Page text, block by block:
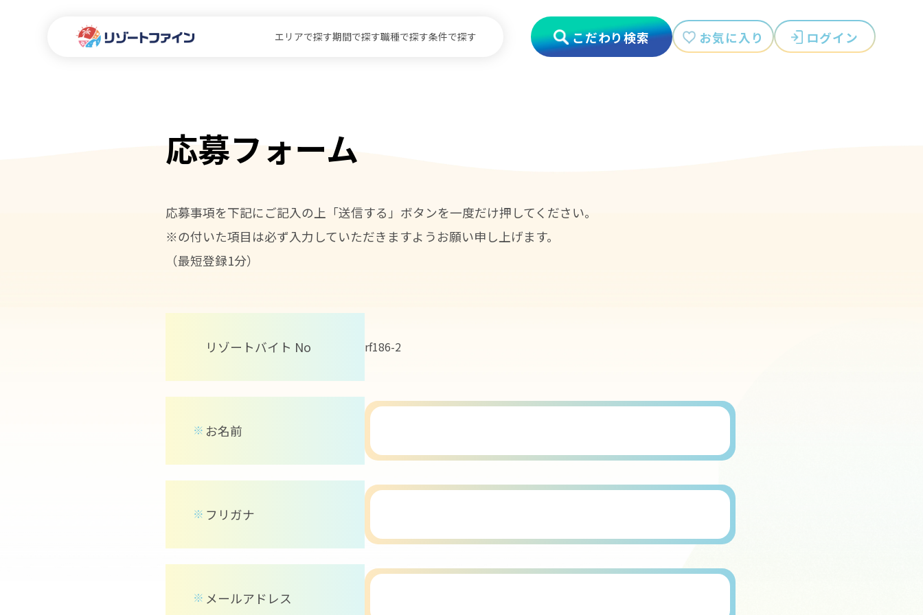
エリアで探す期間で探す職種で探す条件で探す こだわり検索 お気に入り ログイン
応募フォーム
応募事項を下記にご記入の上「送信する」ボタンを一度だけ押してください。
※の付いた項目は必ず入力していただきますようお願い申し上げます。
（最短登録1分）
リゾートバイト No rf186-2
※ お名前
※ フリガナ
※ メールアドレス